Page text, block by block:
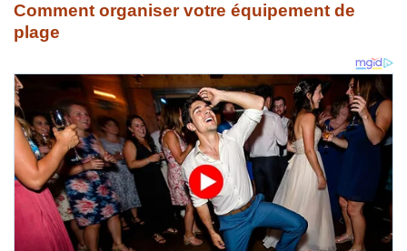
Comment organiser votre équipement de
plage